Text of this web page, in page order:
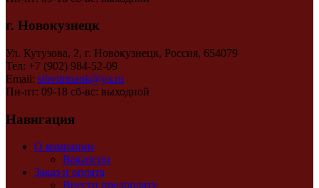
г. Новокузнецк
Ул. Кутузова, 2, г. Новокузнецк, Россия, 654079
Тел: +7 (902) 984-52-09
Email: sibvitrinank@ya.ru
Пн-пт: 09-18 сб-вс: выходной
Навигация
О компании
Вакансии
Заказ и оплата
Внести предоплату